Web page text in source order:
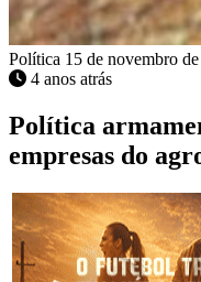
Política 15 de novembro
4 anos atrás
Política
empresas do